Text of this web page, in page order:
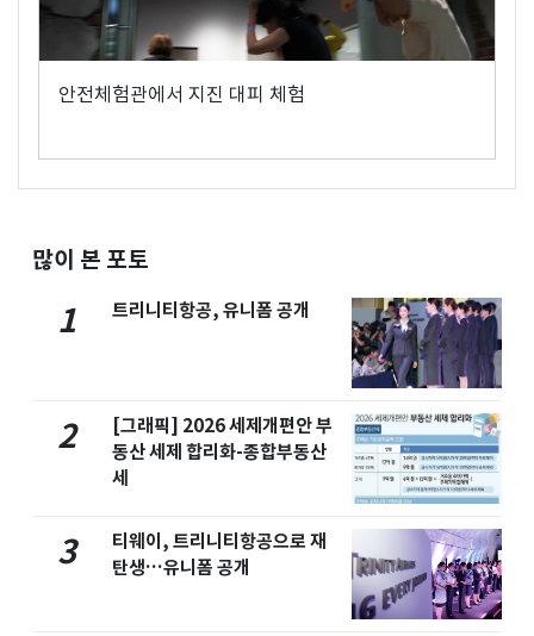
안전체험관에서 지진 대피 체험
많이 본 포토
1 트리니티항공, 유니폼 공개
2
[그래픽] 2026 세제개편안 부
동산 세제 합리화-종합부동산
세
3
티웨이, 트리니티항공으로 재
탄생…유니폼 공개